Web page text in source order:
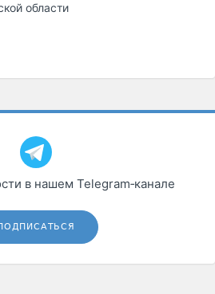
области
в нашем Telegram‑канале